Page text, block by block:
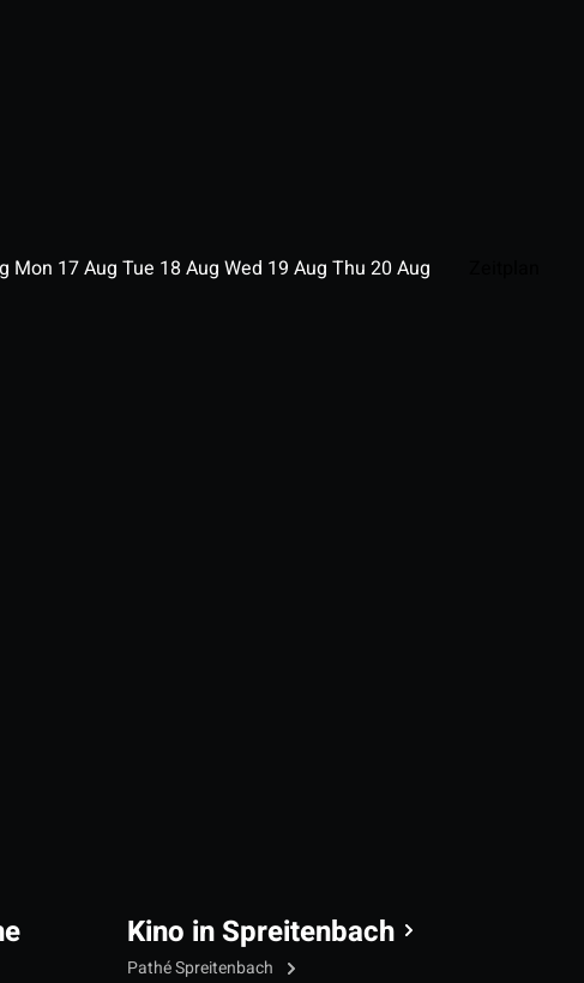
Mon 17Aug Tue 18 Aug Wed 19 Aug Thu 20 Aug
Kino in Spreitenbach
Pathé Spreitenbach